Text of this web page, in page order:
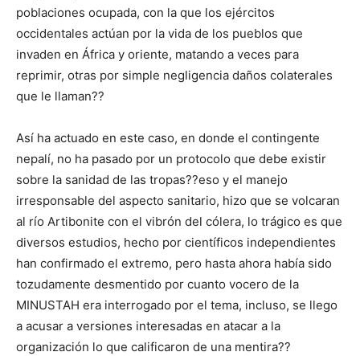
poblaciones ocupada, con la que los ejércitos
occidentales actúan por la vida de los pueblos que
invaden en África y oriente, matando a veces para
reprimir, otras por simple negligencia daños colaterales
que le llaman??
Así ha actuado en este caso, en donde el contingente
nepalí, no ha pasado por un protocolo que debe existir
sobre la sanidad de las tropas??eso y el manejo
irresponsable del aspecto sanitario, hizo que se volcaran
al río Artibonite con el vibrón del cólera, lo trágico es que
diversos estudios, hecho por científicos independientes
han confirmado el extremo, pero hasta ahora había sido
tozudamente desmentido por cuanto vocero de la
MINUSTAH era interrogado por el tema, incluso, se llego
a acusar a versiones interesadas en atacar a la
organización lo que calificaron de una mentira??